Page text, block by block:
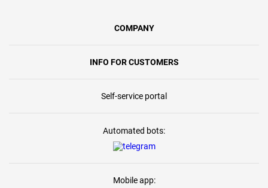
COMPANY
INFO FOR CUSTOMERS
Self-service portal
Automated bots:
Mobile app: